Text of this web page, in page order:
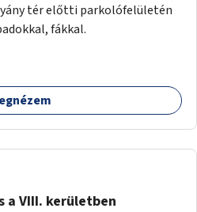
tér előtti parkolófelületén
fákkal.
VIII. kerületben